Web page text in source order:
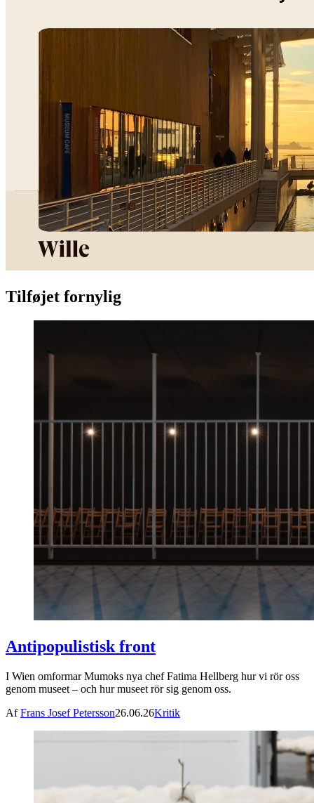
Tilføjet fornylig
Antipopulistisk front
I Wien omformar Mumoks nya chef Fatima Hellberg hur vi rör oss
genom museet – och hur museet rör sig genom oss.
AfFrans Josef Petersson26.06.26Kritik